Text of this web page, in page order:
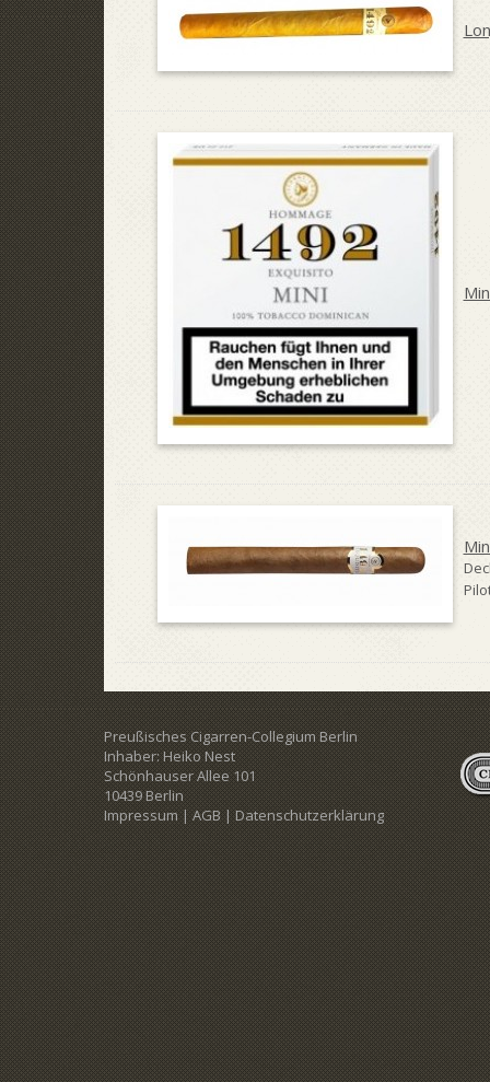
Preußisches Cigarren-Collegium Berlin
Inhaber: Heiko Nest
Schönhauser Allee 101
10439 Berlin
Impressum|AGB|Datenschutzerklärung